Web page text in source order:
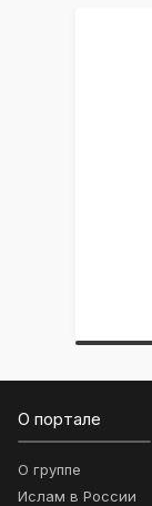
О портале
О группе
Ислам в России